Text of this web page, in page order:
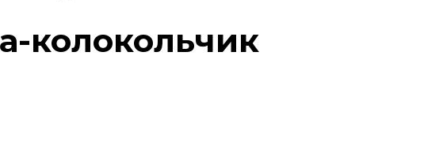
колокольчик